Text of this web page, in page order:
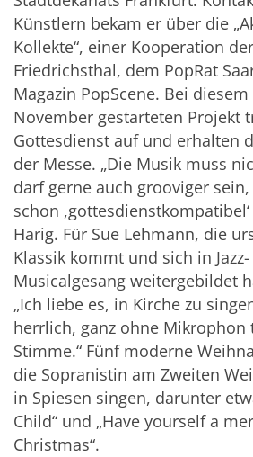
Künstlern bekam er über die
Kollekte“, einer Kooperation
Friedrichsthal, dem PopRat
Magazin PopScene. Bei
November gestarteten Projekt
Gottesdienst auf und erhalten
der Messe. „Die Musik muss
darf gerne auch grooviger
schon
Harig. Für Sue Lehmann, die
Klassik kommt und sich in
Musicalgesang weitergebildet
„Ich liebe es, in Kirche zu
herrlich, ganz ohne Mikrophon
Stimme.“ Fünf moderne
die Sopranistin am Zweiten
in Spiesen singen, darunter
Child“ und „Have yourself a
Christmas“.